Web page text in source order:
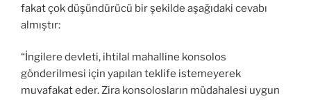
fakat çok düşündürücü bir şekilde aşağıdaki cevabı
almıştır:
“İngilere devleti, ihtilal mahalline konsolos
gönderilmesi için yapılan teklife istemeyerek
muvafakat eder. Zira konsolosların müdahalesi uygun